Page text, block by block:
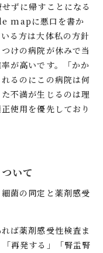
ずに帰すことになる
mapに悪口を書か
る方は大体私の方針
けの病院が休みで当
が高いです。「かか
るのにこの病院は何
不満が生じるのは理
使用を優先しており
いて
菌の同定と薬剤感受
ば薬剤感受性検査ま
再発する」「腎盂腎